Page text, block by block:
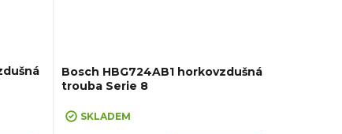
Bosch HBG724AB1 horkovzdušná
trouba Serie 8
SKLADEM